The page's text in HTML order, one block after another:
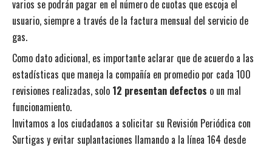
varios se podrán pagar en el número de cuotas que escoja el
usuario, siempre a través de la factura mensual del servicio de
gas.
Como dato adicional, es importante aclarar que de acuerdo a las
estadísticas que maneja la compañía en promedio por cada 100
revisiones realizadas, solo 12 presentan defectos o un mal
funcionamiento.
Invitamos a los ciudadanos a solicitar su Revisión Periódica con
Surtigas y evitar suplantaciones llamando a la línea 164 desde